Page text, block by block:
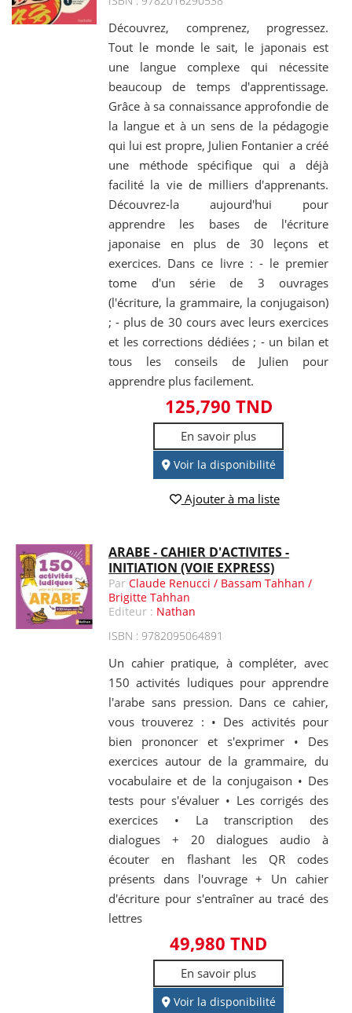
Découvrez, comprenez, progressez.
Tout le monde le sait, le japonais est
une langue complexe qui nécessite
beaucoup de temps d'apprentissage.
Grâce à sa connaissance approfondie de
la langue et à un sens de la pédagogie
qui lui est propre, Julien Fontanier a créé
une méthode spécifique qui a déjà
facilité la vie de milliers d'apprenants.
Découvrez-la aujourd'hui pour
apprendre les bases de l'écriture
japonaise en plus de 30 leçons et
exercices. Dans ce livre : - le premier
tome d'un série de 3 ouvrages
(l'écriture, la grammaire, la conjugaison)
; - plus de 30 cours avec leurs exercices
et les corrections dédiées ; - un bilan et
tous les conseils de Julien pour
apprendre plus facilement.
125,790 TND
En savoir plus
Voir la disponibilité
Ajouter à ma liste
ARABE - CAHIER D'ACTIVITES -
INITIATION (VOIE EXPRESS)
ParClaude Renucci / Bassam Tahhan /
Brigitte Tahhan
Editeur : Nathan
ISBN : 9782095064891
Un cahier pratique, à compléter, avec
150 activités ludiques pour apprendre
l'arabe sans pression. Dans ce cahier,
vous trouverez : • Des activités pour
bien prononcer et s'exprimer • Des
exercices autour de la grammaire, du
vocabulaire et de la conjugaison • Des
tests pour s'évaluer • Les corrigés des
exercices • La transcription des
dialogues + 20 dialogues audio à
écouter en flashant les QR codes
présents dans l'ouvrage + Un cahier
d'écriture pour s'entraîner au tracé des
lettres
49,980 TND
En savoir plus
Voir la disponibilité